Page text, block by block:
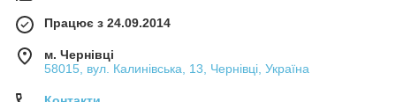
Працює з 24.09.2014
м. Чернівці
58015, вул. Калинівська, 13, Чернівці, Україна